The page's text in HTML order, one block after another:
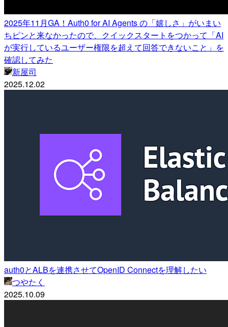
2025年11月GA！Auth0 for AI Agents の「嬉しさ」がいまい
ちピンと来なかったので、クイックスタートをつかって「AI
が実行しているユーザー権限を超えて回答できないこと」を
確認してみた
新屋司
2025.12.02
auth0とALBを連携させてOpenID Connectを理解したい
つやたく
2025.10.09